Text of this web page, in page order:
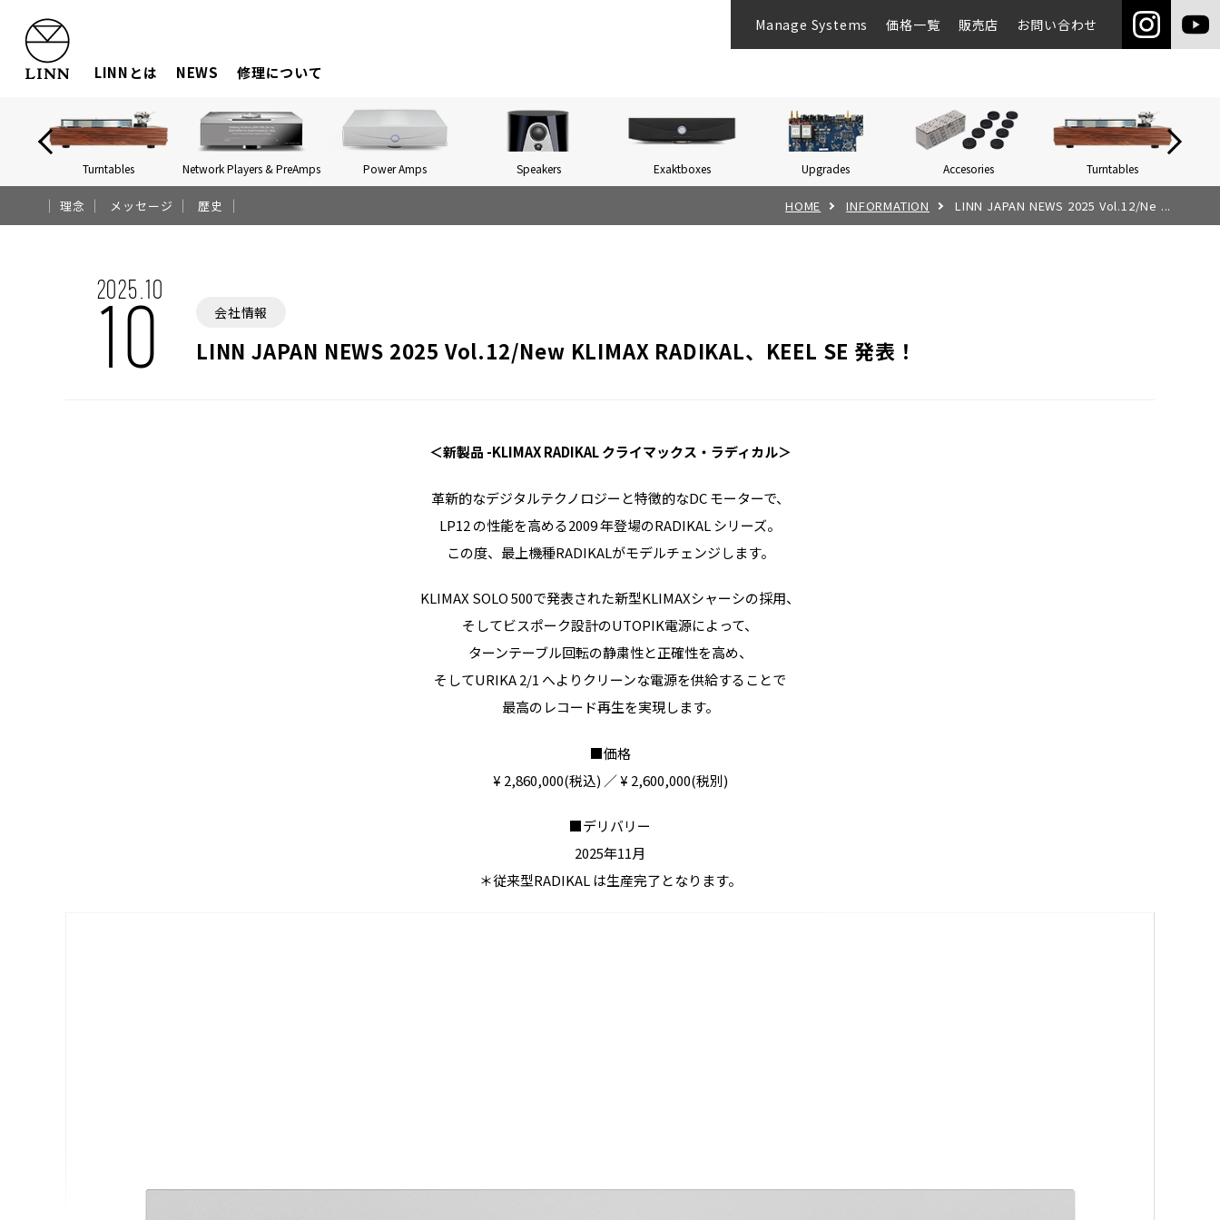
LINNとは NEWS 修理について
Manage Systems 価格一覧 販売店 お問い合わせ
Turntables Network Players & PreAmps Power Amps Speakers Exaktboxes Upgrades Accesories Turntables
理念 メッセージ 歴史 HOME INFORMATION LINN JAPAN NEWS 2025 Vol.12/Ne ...
2025.10
10 会社情報
LINN JAPAN NEWS 2025 Vol.12/New KLIMAX RADIKAL、KEEL SE 発表！
＜新製品 -KLIMAX RADIKAL クライマックス・ラディカル＞
革新的なデジタルテクノロジーと特徴的なDC モーターで、
LP12 の性能を高める2009 年登場のRADIKAL シリーズ。
この度、最上機種RADIKALがモデルチェンジします。
KLIMAX SOLO 500で発表された新型KLIMAXシャーシの採用、
そしてビスポーク設計のUTOPIK電源によって、
ターンテーブル回転の静粛性と正確性を高め、
そしてURIKA 2/1 へよりクリーンな電源を供給することで
最高のレコード再生を実現します。
■価格
¥ 2,860,000(税込) ／ ¥ 2,600,000(税別)
■デリバリー
2025年11月
＊従来型RADIKAL は生産完了となります。